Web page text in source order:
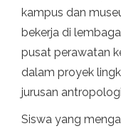
kampus dan
bekerja di
pusat perawatan
dalam proyek
jurusan
Siswa yang